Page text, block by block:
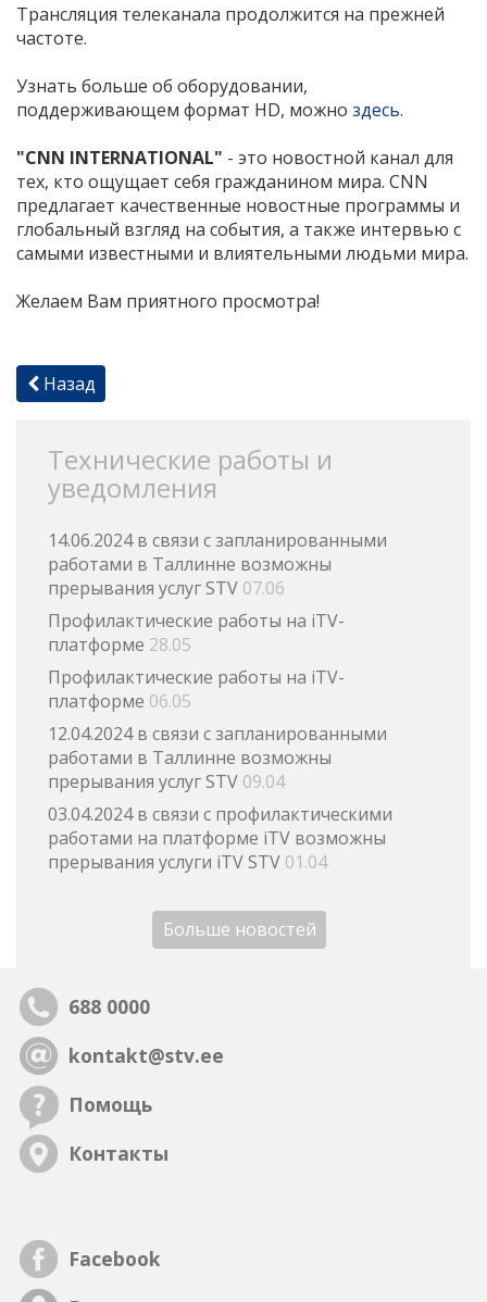
Трансляция телеканала продолжится на прежней
частоте.
Узнать больше об оборудовании,
поддерживающем формат HD, можно здесь.
"CNN INTERNATIONAL" - это новостной канал для
тех, кто ощущает себя гражданином мира. CNN
предлагает качественные новостные программы и
глобальный взгляд на события, а также интервью с
самыми известными и влиятельными людьми мира.
Желаем Вам приятного просмотра!
Назад
Технические работы и
уведомления
14.06.2024 в связи с запланированными
работами в Таллинне возможны
прерывания услуг STV 07.06
Профилактические работы на iTV-
платформе 28.05
Профилактические работы на iTV-
платформе 06.05
12.04.2024 в связи с запланированными
работами в Таллинне возможны
прерывания услуг STV 09.04
03.04.2024 в связи с профилактическими
работами на платформе iTV возможны
прерывания услуги iTV STV 01.04
Больше новостей
688 0000
kontakt@stv.ee
Помощь
Контакты
Facebook